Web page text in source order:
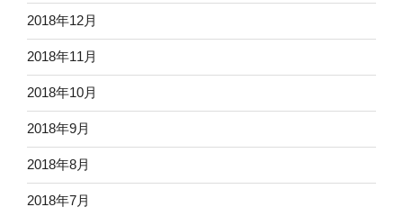
2018年12月
2018年11月
2018年10月
2018年9月
2018年8月
2018年7月